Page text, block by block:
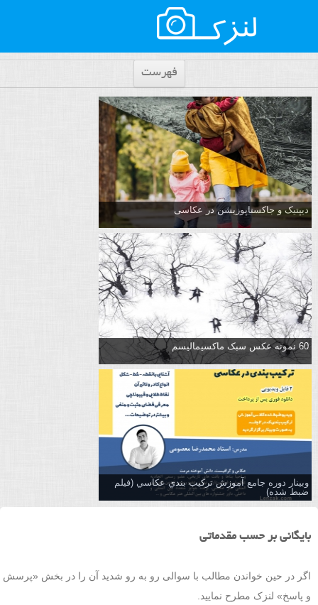
فهرست
دیپتیک و جاکستا‌پوزیشن در عکاسی
60 نمونه عکس سبک ماکسیمالیسم
وبینار دوره جامع آموزش تركيب بندي عكاسي (فیلم
ضبط شده)
بایگانی بر حسب مقدماتی
اگر در حین خواندن مطالب با سوالی رو به رو شدید آن را در بخش «پرسش
و پاسخ» لنزک مطرح نمایید.